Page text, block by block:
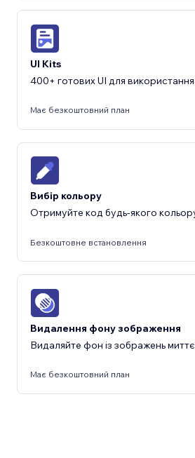
UI Kits
400+ готових UI для
Має безкоштовний план
Вибір кольору
Отримуйте код будь‑якого
Безкоштовне встановлення
Видалення фону зображення
Видаляйте фон із зображень
Має безкоштовний план